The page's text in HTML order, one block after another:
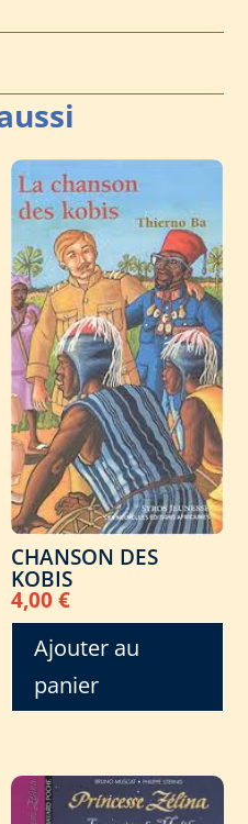
CHANSON DES
KOBIS
4,00€
Ajouter au
panier